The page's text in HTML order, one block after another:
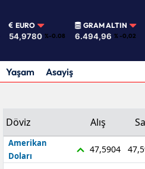
EURO
54,9780 %-0.08
GRAM ALTIN
6.494,96 % -0,02
Yaşam Asayiş
Döviz Alış
Amerikan
Doları
47,5904